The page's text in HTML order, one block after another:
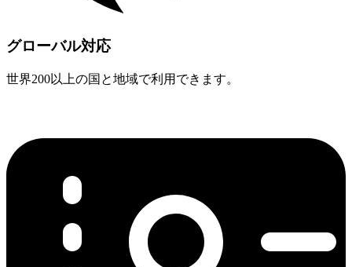
グローバル対応
世界200以上の国と地域で利用できます。